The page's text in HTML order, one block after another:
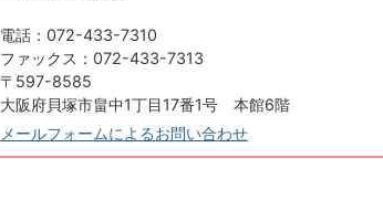
電話：072-433-7310
ファックス：072-433-7313
〒597-8585
大阪府貝塚市畠中1丁目17番1号 本館6階
メールフォームによるお問い合わせ